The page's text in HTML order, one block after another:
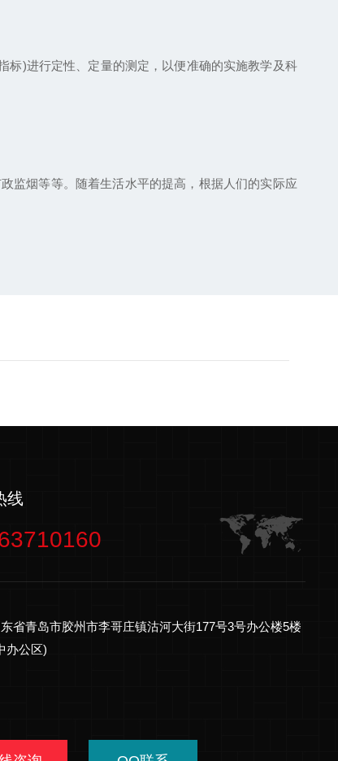
标)进行定性、定量的测定，以便准确的实施教学及科
监烟等等。随着生活水平的提高，根据人们的实际应
线
省青岛市胶州市李哥庄镇沽河大街177号3号办公楼5楼
办公区)